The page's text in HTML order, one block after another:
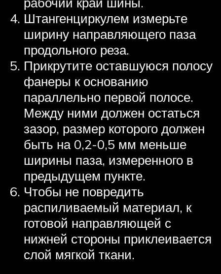
Штангенциркулем измерьте
ширину направляющего паза
продольного реза.
Прикрутите оставшуюся полосу
фанеры к основанию
параллельно первой полосе.
Между ними должен остаться
зазор, размер которого должен
быть на 0,2-0,5 мм меньше
ширины паза, измеренного в
предыдущем пункте.
Чтобы не повредить
распиливаемый материал, к
готовой направляющей с
нижней стороны приклеивается
слой мягкой ткани.